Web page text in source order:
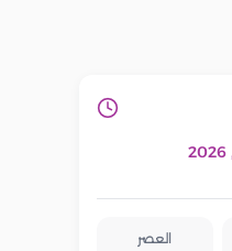
العصر